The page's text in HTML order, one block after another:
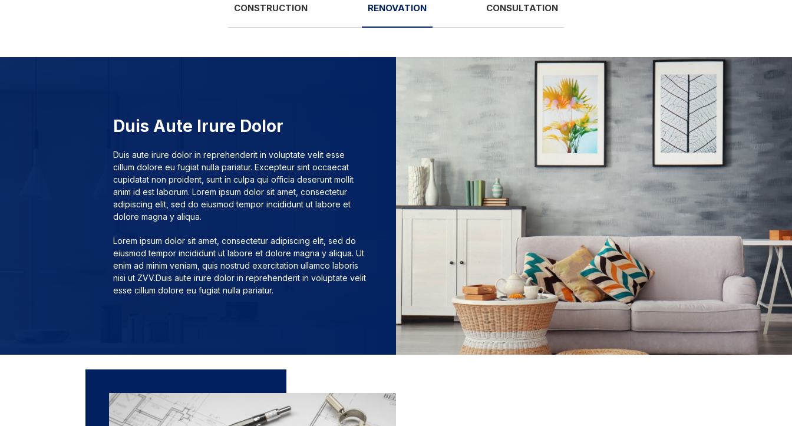
CONSTRUCTION RENOVATION CONSULTATION
Duis Aute Irure Dolor
Duis aute irure dolor in reprehenderit in voluptate velit esse
cillum dolore eu fugiat nulla pariatur. Excepteur sint occaecat
cupidatat non proident, sunt in culpa qui officia deserunt mollit
anim id est laborum. Lorem ipsum dolor sit amet, consectetur
adipiscing elit, sed do eiusmod tempor incididunt ut labore et
dolore magna y aliqua.
Lorem ipsum dolor sit amet, consectetur adipiscing elit, sed do
eiusmod tempor incididunt ut labore et dolore magna y aliqua. Ut
enim ad minim veniam, quis nostrud exercitation ullamco laboris
nisi ut ZVV.Duis aute irure dolor in reprehenderit in voluptate velit
esse cillum dolore eu fugiat nulla pariatur.